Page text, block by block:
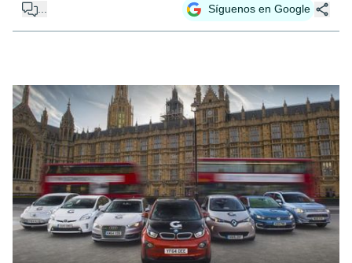
Síguenos en Google